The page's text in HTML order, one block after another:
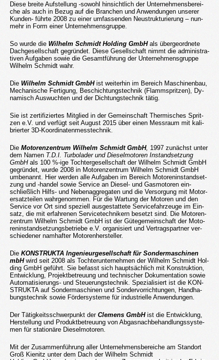
Diese brei­te Auf­stel­lung -so­wohl hin­sicht­lich der Un­ter­neh­mens­be­rei­
che als auch in Bezug auf die Bran­chen und An­wen­dun­gen un­se­rer
Kun­den- führ­te 2008 zu einer um­fas­sen­den Neu­struk­tu­rie­rung – nun­
mehr in Form einer Un­ter­neh­mens­grup­pe.
So wurde die Wil­helm Schmidt Hol­ding GmbHals über­ge­ord­ne­te
Dach­ge­sell­schaft ge­grün­det. Diese Ge­sell­schaft nimmt die ad­mi­nis­tra­
ti­ven Auf­ga­ben sowie die Ge­samt­füh­rung der Un­ter­neh­mens­grup­pe
Wil­helm Schmidt wahr.
Die Wil­helm Schmidt GmbHist wei­ter­hin im Be­reich Ma­schi­nen­bau,
Me­cha­ni­sche Fer­ti­gung, Be­schich­tungs­tech­nik (Flamm­sprit­zen), Dy­
na­misch Aus­wuch­ten und der Dich­tungs­tech­nik tätig.
Sie ist zer­ti­fi­zier­tes Mit­glied in der Ge­mein­schaft Ther­mi­sches Sprit­
zen e.V. und ver­fügt seit Au­gust 2015 über einen Mess­raum mit ka­li­
brier­ter 3D-Ko­or­di­na­ten­mess­tech­nik.
Die Mo­to­ren­zen­trum Wil­helm Schmidt GmbH, 1997 zu­nächst unter
dem Namen T.D.I. Tur­bo­la­der und Die­sel­mo­to­ren In­stand­set­zung
GmbH als 100 %-ige Toch­ter­ge­sell­schaft der Wil­helm Schmidt GmbH
ge­grün­det, wurde 2008 in Mo­to­ren­zen­trum Wil­helm Schmidt GmbH
um­be­nannt. Hier wer­den alle Auf­ga­ben im Be­reich Mo­to­ren­in­stand­set­
zung und -han­del sowie Ser­vice an Die­sel- und Gas­mo­to­ren ein­
schließ­lich Hilfs- und Ne­be­nag­gre­ga­ten und die Ver­sor­gung mit Mo­tor­
er­satz­tei­len wahr­ge­nom­men. Für die War­tung der Mo­to­ren und den
Ser­vice vor Ort sind spe­zi­ell aus­ge­stat­te­te Ser­vice­fahr­zeu­ge im Ein­
satz, die mit er­fah­re­nen Ser­vice­tech­ni­kern be­setzt sind. Die Mo­to­ren­
zen­trum Wil­helm Schmidt GmbH ist der Gü­te­ge­mein­schaft der Mo­to­
ren­in­stand­set­zungs­be­trie­be e.V. or­ga­ni­siert und Ver­trags­part­ner ver­
schie­de­ner nam­haf­ter Mo­to­ren­her­stel­ler.
Die KON­STRUK­TA In­ge­nieur­ge­sell­schaft für Son­der­ma­schi­nen
mbHwird seit 2008 als Toch­ter­un­ter­neh­men der Wil­helm Schmidt Hol­
ding GmbH ge­führt. Sie be­fasst sich haupt­säch­lich mit Kon­struk­ti­on,
Ent­wick­lung, Pro­jekt­be­treu­ung und tech­ni­scher Do­ku­men­ta­ti­on sowie
Au­to­ma­ti­sie­rungs- und Steue­rungs­tech­nik. Spe­zia­li­siert ist die KON­
STRUK­TA auf Son­der­ma­schi­nen und Son­der­vor­rich­tun­gen, Hand­ha­
bungs­tech­nik sowie För­der­sys­te­me für in­dus­tri­el­le An­wen­dun­gen.
Der Tä­tig­keits­schwer­punkt der Cle­mens GmbHist die Ent­wick­lung,
Her­stel­lung und Pro­dukt­be­treu­ung von Ab­gas­nach­be­hand­lungs­sys­te­
men für sta­tio­nä­re Die­sel­mo­to­ren.
Mit der Zu­sam­men­füh­rung aller Un­ter­neh­mens­be­rei­che am Stand­ort
Groß Kie­nitz unter dem Dach der Wil­helm Schmidt